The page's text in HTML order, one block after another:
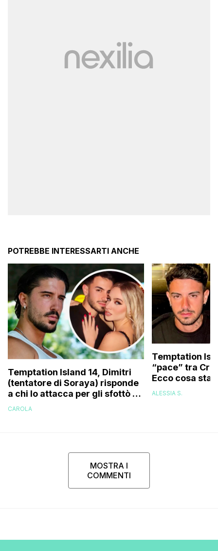
POTREBBE INTERESSARTI ANCHE
Temptation Island 14, Dimitri
(tentatore di Soraya) risponde
a chi lo attacca per gli sfottò a
Cristian sull’argomento
CAROLA
Temptation
“pace” tra
Ecco cosa sta
ALESSIA S.
MOSTRA I
COMMENTI